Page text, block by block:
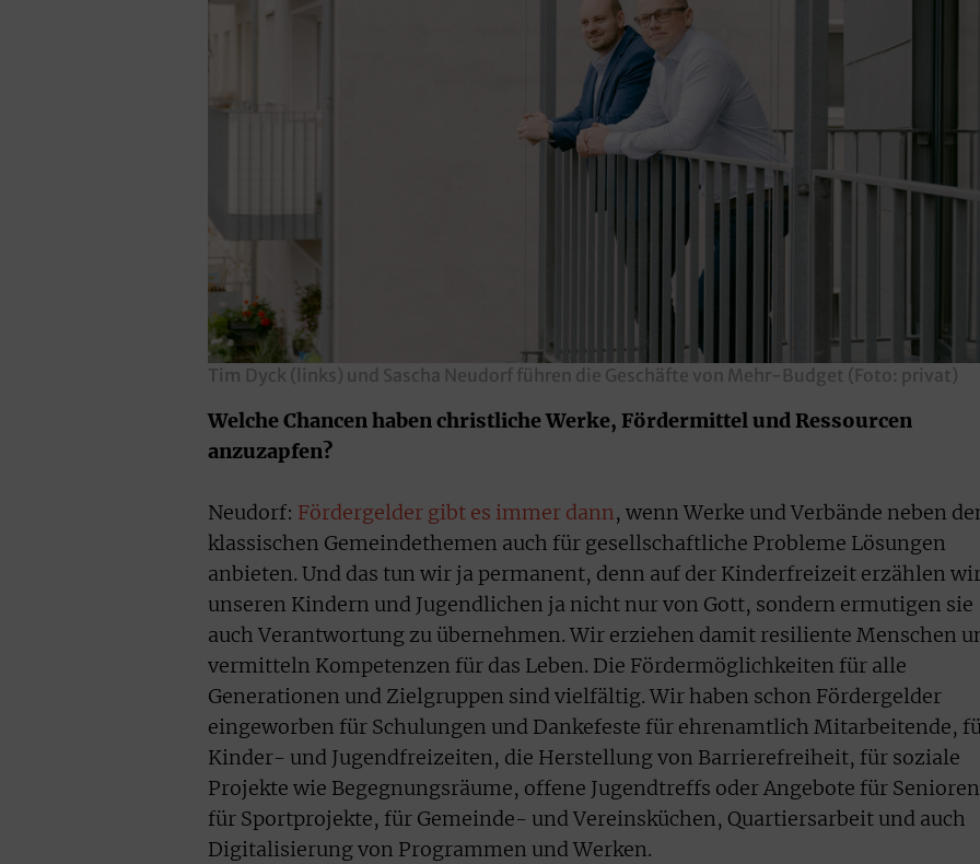
Tim Dyck (links) und Sascha Neudorf führen die Geschäfte von Mehr-Budget (Foto: privat)
Welche Chancen haben christliche Werke, Fördermittel und Ressourcen
anzuzapfen?
Neudorf: Fördergelder gibt es immer dann, wenn Werke und Verbände neben
klassischen Gemeindethemen auch für gesellschaftliche Probleme Lösungen
anbieten. Und das tun wir ja permanent, denn auf der Kinderfreizeit erzählen
unseren Kindern und Jugendlichen ja nicht nur von Gott, sondern ermutigen sie
auch Verantwortung zu übernehmen. Wir erziehen damit resiliente Menschen
vermitteln Kompetenzen für das Leben. Die Fördermöglichkeiten für alle
Generationen und Zielgruppen sind vielfältig. Wir haben schon Fördergelder
eingeworben für Schulungen und Dankefeste für ehrenamtlich Mitarbeitende,
Kinder- und Jugendfreizeiten, die Herstellung von Barrierefreiheit, für soziale
Projekte wie Begegnungsräume, offene Jugendtreffs oder Angebote für
für Sportprojekte, für Gemeinde- und Vereinsküchen, Quartiersarbeit und auch
Digitalisierung von Programmen und Werken.